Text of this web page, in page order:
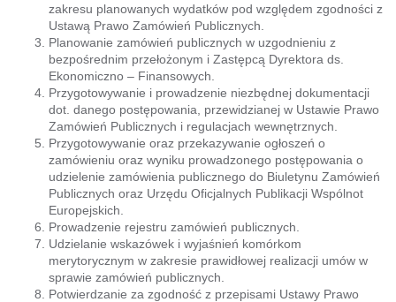
zakresu planowanych wydatków pod względem zgodności z
Ustawą Prawo Zamówień Publicznych.
Planowanie zamówień publicznych w uzgodnieniu z
bezpośrednim przełożonym i Zastępcą Dyrektora ds.
Ekonomiczno – Finansowych.
Przygotowywanie i prowadzenie niezbędnej dokumentacji
dot. danego postępowania, przewidzianej w Ustawie Prawo
Zamówień Publicznych i regulacjach wewnętrznych.
Przygotowywanie oraz przekazywanie ogłoszeń o
zamówieniu oraz wyniku prowadzonego postępowania o
udzielenie zamówienia publicznego do Biuletynu Zamówień
Publicznych oraz Urzędu Oficjalnych Publikacji Wspólnot
Europejskich.
Prowadzenie rejestru zamówień publicznych.
Udzielanie wskazówek i wyjaśnień komórkom
merytorycznym w zakresie prawidłowej realizacji umów w
sprawie zamówień publicznych.
Potwierdzanie za zgodność z przepisami Ustawy Prawo